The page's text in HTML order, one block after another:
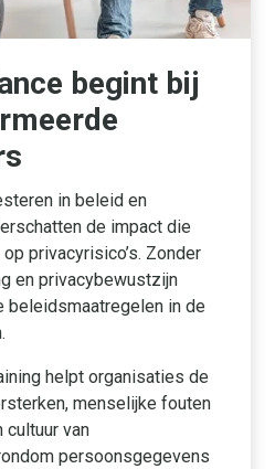
begint bij
in beleid en
de impact die
privacyrisico’s. Zonder
en privacybewustzijn
beleidsmaatregelen in de
helpt organisaties de
menselijke fouten
cultuur van
persoonsgegevens